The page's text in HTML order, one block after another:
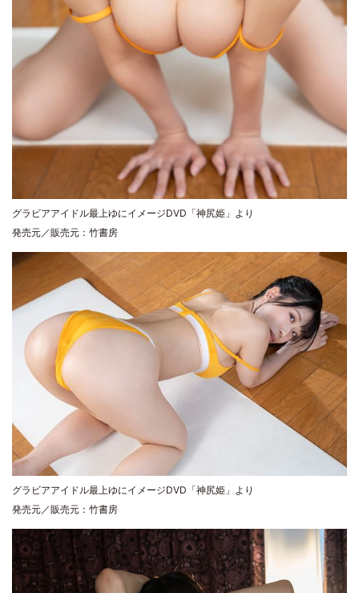
グラビアアイドル最上ゆにイメージDVD「神尻姫」より
発売元／販売元：竹書房
グラビアアイドル最上ゆにイメージDVD「神尻姫」より
発売元／販売元：竹書房